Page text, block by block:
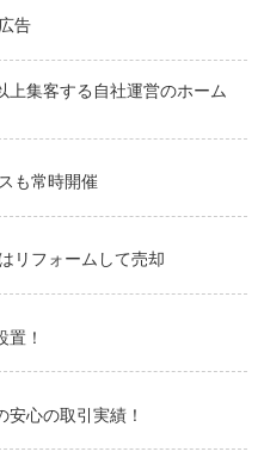
告
上集客する自社運営のホーム
も常時開催
リフォームして売却
置！
心の取引実績！